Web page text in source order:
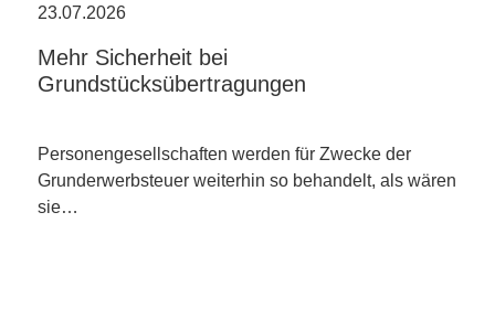
23.07.2026
Mehr Sicherheit bei
Grundstücksübertragungen
Personengesellschaften werden für Zwecke der
Grunderwerbsteuer weiterhin so behandelt, als wären
sie…